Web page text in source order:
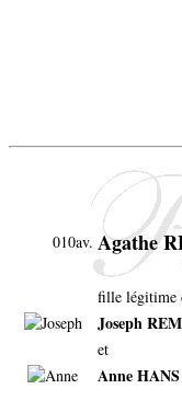
010av. Agathe
fille légitime
Joseph
et
Anne HANS